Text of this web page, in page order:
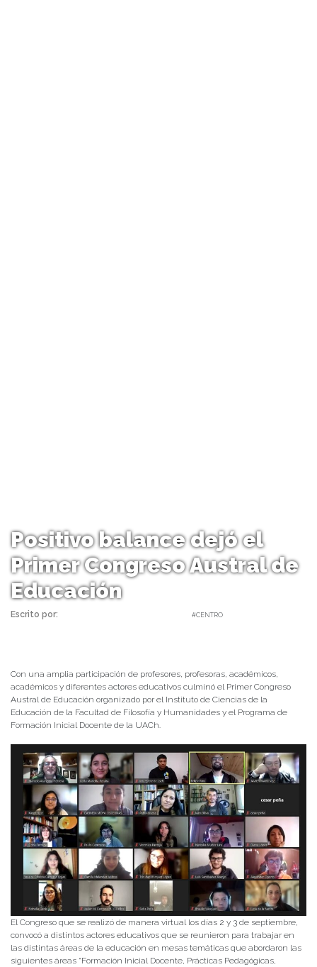
Positivo balance dejó el
Primer Congreso Austral de
Educación
Escrito por: #CENTRO
Con una amplia participación de profesores, profesoras, académicos,
académicos y diferentes actores educativos culminó el Primer Congreso
Austral de Educación organizado por el Instituto de Ciencias de la
Educación de la Facultad de Filosofía y Humanidades y el Programa de
Formación Inicial Docente de la UACh.
El Congreso que se realizó de manera virtual los días 2 y 3 de septiembre,
convocó a distintos actores educativos que se reunieron para trabajar en
las distintas áreas de la educación en mesas temáticas que abordaron las
siguientes áreas “Formación Inicial Docente, Prácticas Pedagógicas,